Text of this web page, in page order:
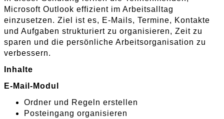
Microsoft Outlook effizient im Arbeitsalltag
einzusetzen. Ziel ist es, E-Mails, Termine, Kontakte
und Aufgaben strukturiert zu organisieren, Zeit zu
sparen und die persönliche Arbeitsorganisation zu
verbessern.
Inhalte
E-Mail-Modul
Ordner und Regeln erstellen
Posteingang organisieren